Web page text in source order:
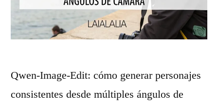
Qwen-Image-Edit: cómo generar personajes
consistentes desde múltiples ángulos de